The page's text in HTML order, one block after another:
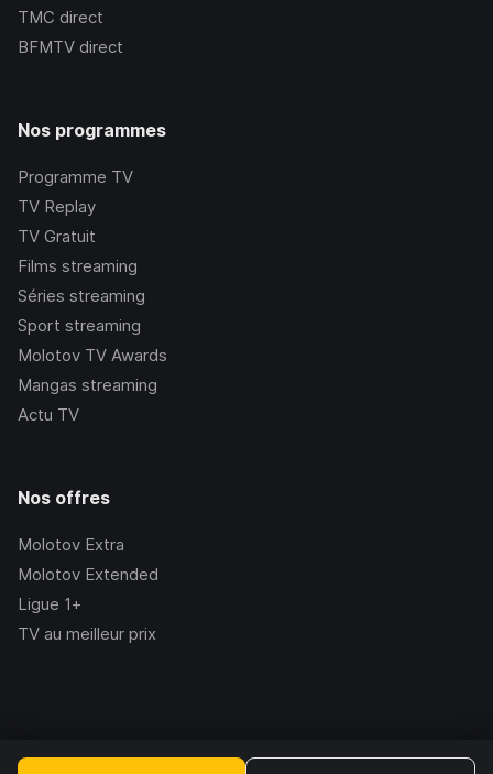
TMC direct
BFMTV direct
Nos programmes
Programme TV
TV Replay
TV Gratuit
Films streaming
Séries streaming
Sport streaming
Molotov TV Awards
Mangas streaming
Actu TV
Nos offres
Molotov Extra
Molotov Extended
Ligue 1+
TV au meilleur prix
2.228.1